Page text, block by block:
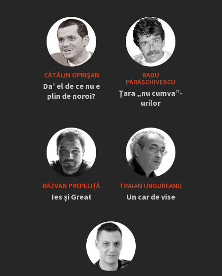
CĂTĂLIN OPRIŞAN
Da’ el de ce nu e
plin de noroi?
RADU
PARASCHIVESCU
Ţara „nu cumva”-
urilor
RĂZVAN PREPELIȚĂ
Ies și Great
TRAIAN UNGUREANU
Un car de vise